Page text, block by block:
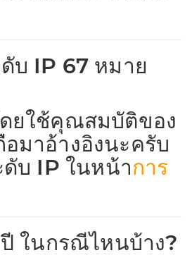
บ IP 67 หมาย
ยใช้คุณสมบัติของ
มาอ้างอิงนะครับ
ดับ IP ในหน้าการ
ในกรณีไหนบ้าง?